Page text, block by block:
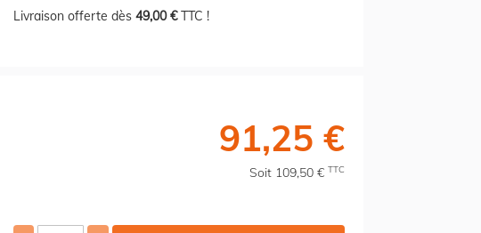
Livraison offerte dès 49,00 €TTC !
91,25 €
Soit 109,50 € TTC